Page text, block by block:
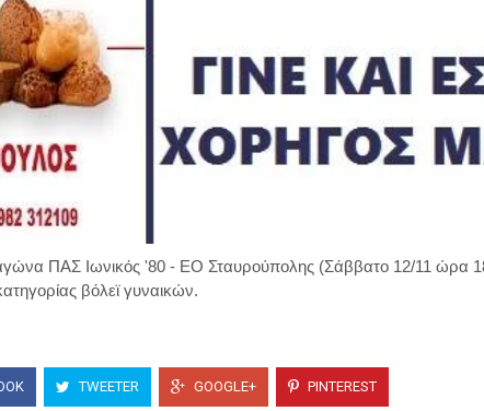
αγώνα ΠΑΣ Ιωνικός '80 - ΕΟ Σταυρούπολης (Σάββατο 12/11 ώρα
βόλεϊ γυναικών.
TWEETER GOOGLE+ PINTEREST